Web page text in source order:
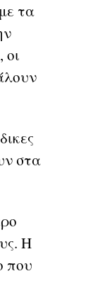
τα
στα
Η
που